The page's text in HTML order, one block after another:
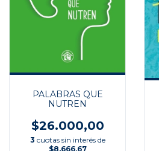
PALABRAS QUE
NUTREN
$26.000,00
3 cuotas sin interés de
$8.666,67